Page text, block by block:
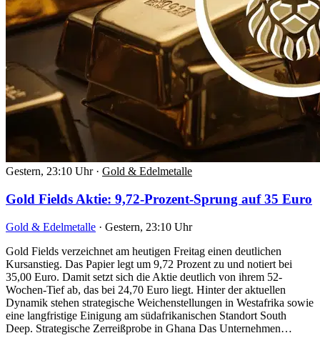
Gestern, 23:10 Uhr · Gold & Edelmetalle
Gold Fields Aktie: 9,72-Prozent-Sprung auf 35 Euro
Gold & Edelmetalle · Gestern, 23:10 Uhr
Gold Fields verzeichnet am heutigen Freitag einen deutlichen
Kursanstieg. Das Papier legt um 9,72 Prozent zu und notiert bei
35,00 Euro. Damit setzt sich die Aktie deutlich von ihrem 52-
Wochen-Tief ab, das bei 24,70 Euro liegt. Hinter der aktuellen
Dynamik stehen strategische Weichenstellungen in Westafrika sowie
eine langfristige Einigung am südafrikanischen Standort South
Deep. Strategische Zerreißprobe in Ghana Das Unternehmen…